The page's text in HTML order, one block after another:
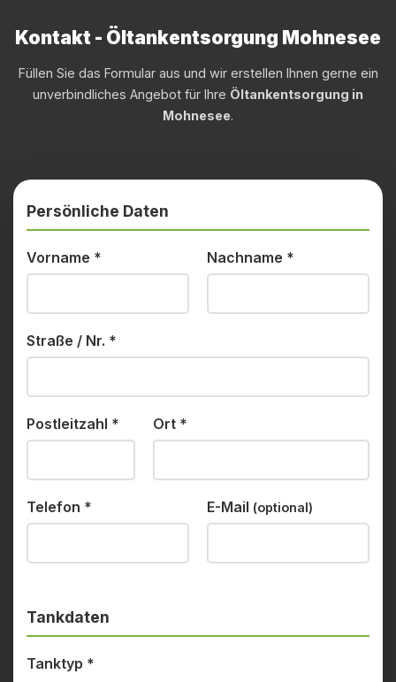
Kontakt - Öltankentsorgung Mohnesee
Füllen Sie das Formular aus und wir erstellen Ihnen gerne ein
unverbindliches Angebot für Ihre Öltankentsorgung in
Mohnesee.
Persönliche Daten
Vorname * Nachname *
Straße / Nr. *
Postleitzahl * Ort *
Telefon * E-Mail (optional)
Tankdaten
Tanktyp *